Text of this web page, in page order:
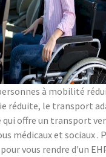
à mobilité
réduite, le transport
qui offre un transport
médicaux et sociaux .
vous rendre d'un